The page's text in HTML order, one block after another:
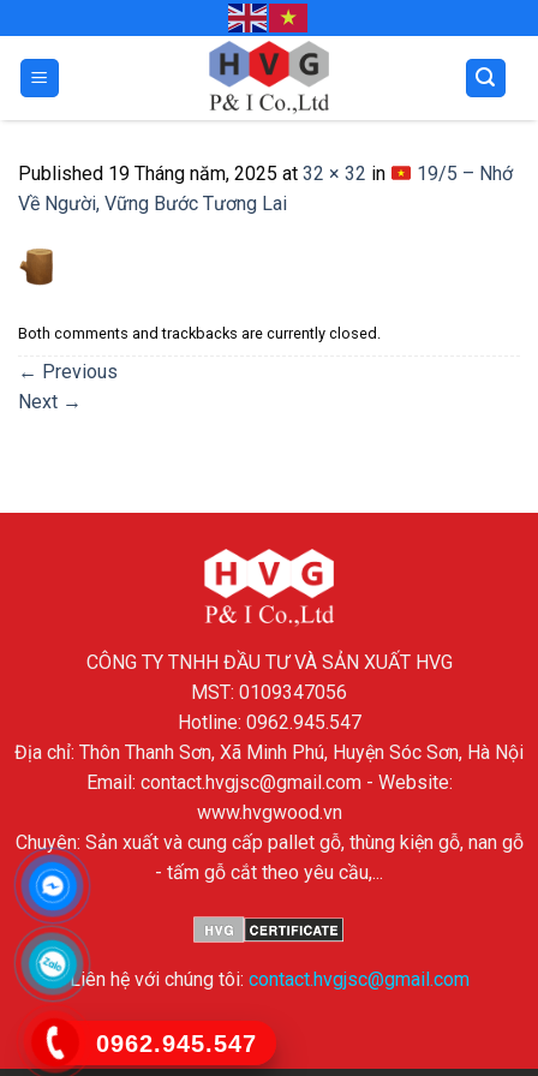
0962.945.547
to
content
Published 19 Tháng năm, 2025 at 32 × 32 in
19/5 – Nhớ
Về Người, Vững Bước Tương Lai
Both comments and trackbacks are currently closed.
← Previous
Next →
CÔNG TY TNHH ĐẦU TƯ VÀ SẢN XUẤT HVG
MST: 0109347056
Hotline: 0962.945.547
Địa chỉ: Thôn Thanh Sơn, Xã Minh Phú, Huyện Sóc Sơn, Hà Nội
Email: contact.hvgjsc@gmail.com - Website:
www.hvgwood.vn
Chuyên: Sản xuất và cung cấp pallet gỗ, thùng kiện gỗ, nan gỗ
- tấm gỗ cắt theo yêu cầu,...
Liên hệ với chúng tôi: contact.hvgjsc@gmail.com